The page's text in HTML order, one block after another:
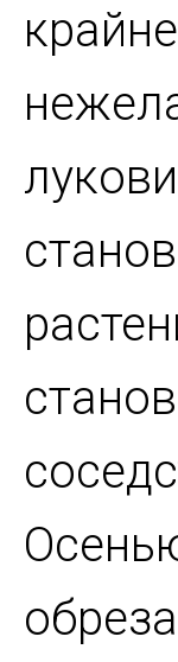
крайне